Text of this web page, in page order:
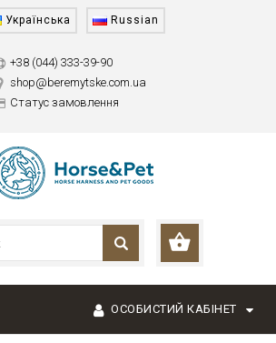
Українська Russian
+38 (044) 333-39-90
shop@beremytske.com.ua
Статус замовлення
ОСОБИСТИЙ КАБІНЕТ